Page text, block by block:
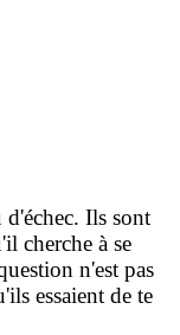
d'échec. Ils sont
cherche à se
n'est pas
essaient de te